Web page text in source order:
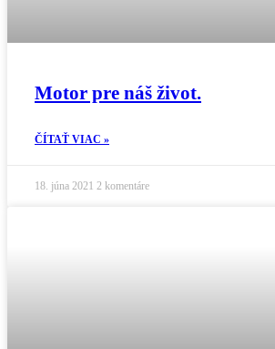
Motor pre náš život.
ČÍTAŤ VIAC »
18. júna 2021 2 komentáre